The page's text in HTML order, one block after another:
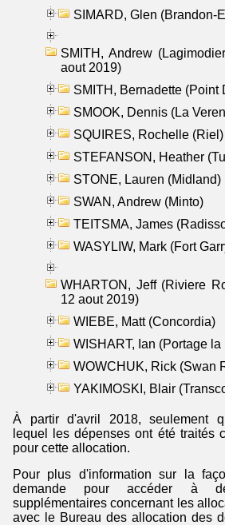
SIMARD, Glen (Brandon-
SMITH, Andrew
aout 2019)
SMITH, Bernadette (Point
SMOOK, Dennis (La
SQUIRES, Rochelle (Riel)
STEFANSON, Heather
STONE, Lauren (Midland)
SWAN, Andrew (Minto)
TEITSMA, James
WASYLIW, Mark (Fort
WHARTON, Jeff (Riviere
12 aout 2019)
WIEBE, Matt (Concordia)
WISHART, Ian (Portage la
WOWCHUK, Rick (Swan
YAKIMOSKI, Blair
À partir d'avril 2018, seulement
lequel les dépenses ont été traités
pour cette allocation.
Pour plus d'information sur la
demande pour accéder à
supplémentaires concernant les
avec le Bureau des allocation des